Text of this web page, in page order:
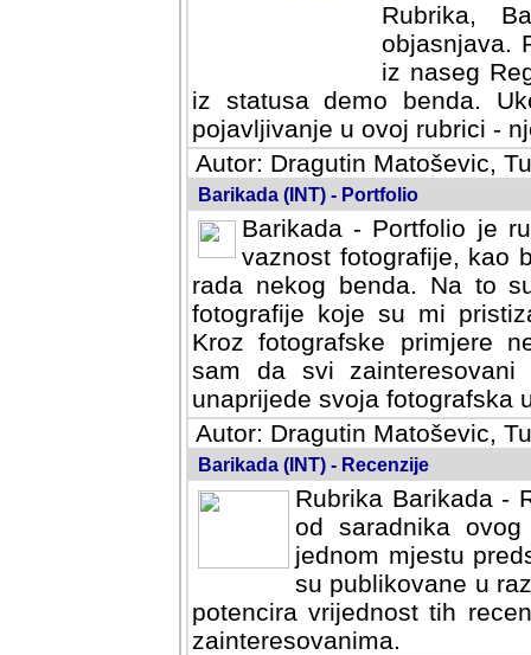
Rubrika,
objasnjava.
iz naseg
iz statusa demo benda.
pojavljivanje u ovoj rubrici -
Autor: Dragutin Matoševic,
Barikada (INT) - Portfolio
Barikada - Portfolio je
vaznost fotografije, kao
rada nekog benda. Na to
fotografije koje su mi
fotografske primjere
svi zainteresovani
svoja fotografska umijeca.
Autor: Dragutin Matoševic,
Barikada (INT) - Recenzije
Rubrika Barikada -
od saradnika
jednom mjestu
su publikovane u
potencira vrijednost tih
zainteresovanima.